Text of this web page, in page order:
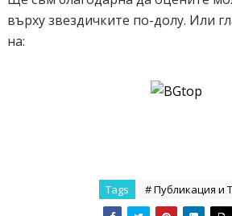
върху звездичките по-долу. Или
на:
Tags # Публикация и